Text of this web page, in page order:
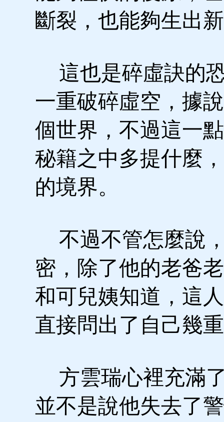
斷裂，也能夠生出
這也是碎虛訣的
一重破碎虛空，據
個世界，不過這一
秘籍之中多提什麼
的境界。
不過不管怎麼說
密，除了他的老爸
和可兒姨知道，這
直接問出了自己幾
方雲瑞心裡充滿
並不是說他失去了